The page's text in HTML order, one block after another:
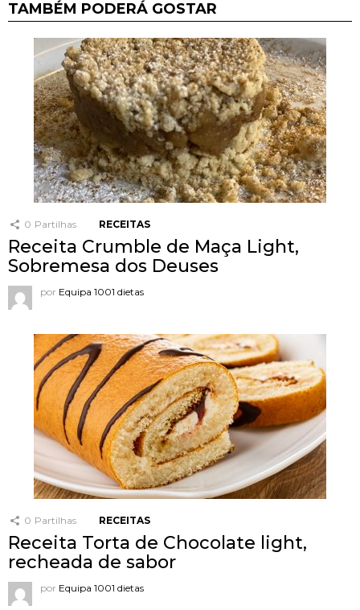
TAMBÉM PODERÁ GOSTAR
0 Partilhas RECEITAS
Receita Crumble de Maça Light,
Sobremesa dos Deuses
por Equipa 1001 dietas
0 Partilhas RECEITAS
Receita Torta de Chocolate light,
recheada de sabor
por Equipa 1001 dietas